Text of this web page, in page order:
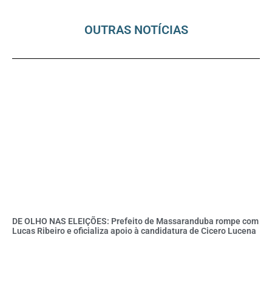
OUTRAS NOTÍCIAS
DE OLHO NAS ELEIÇÕES: Prefeito de Massaranduba rompe com
Lucas Ribeiro e oficializa apoio à candidatura de Cicero Lucena